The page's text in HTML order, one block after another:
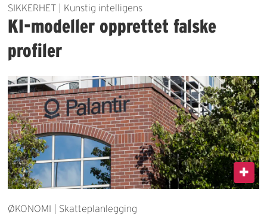
SIKKERHET | Kunstig intelligens
KI-modeller opprettet falske
profiler
ØKONOMI | Skatteplanlegging